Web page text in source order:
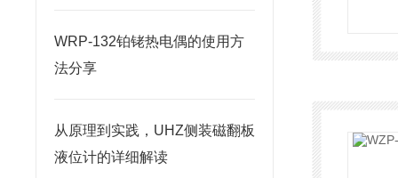
WRP-132铂铑热电偶的使用方
法分享
从原理到实践，UHZ侧装磁翻板
液位计的详细解读